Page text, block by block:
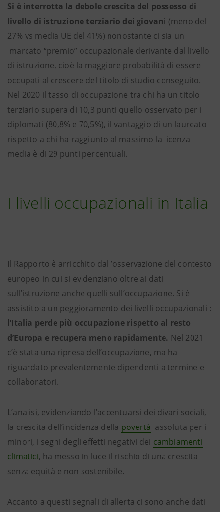
Si è interrotta la debole crescita del possesso di
livello di istruzione terziario dei giovani (meno del
27% vs media UE del 41%) nonostante ci sia un
marcato “premio” occupazionale derivante dal livello
di istruzione, cioè la maggiore probabilità di essere
occupati al crescere del titolo di studio conseguito.
Nel 2020 il tasso di occupazione tra chi ha un titolo
terziario supera di 10,3 punti quello osservato per i
diplomati (80,8% e 70,5%), il vantaggio di un laureato
rispetto a chi ha raggiunto al massimo la licenza
media è di 29 punti percentuali.
I livelli occupazionali in Italia
Il Rapporto è arricchito dall’osservazione del contesto
europeo in cui si evidenziano oltre ai dati
sull’istruzione anche quelli sull’occupazione. Si è
assistito a un peggioramento dei livelli occupazionali :
l’Italia perde più occupazione rispetto al resto
d’Europa e recupera meno rapidamente. Nel 2021
c’è stata una ripresa dell’occupazione, ma ha
riguardato prevalentemente dipendenti a termine e
collaboratori.
L’analisi, evidenziando l’accentuarsi dei divari sociali,
la crescita dell’incidenza della povertà assoluta per i
minori, i segni degli effetti negativi dei cambiamenti
climatici, ha messo in luce il rischio di una crescita
senza equità e non sostenibile.
Accanto a questi segnali di allerta ci sono anche dati